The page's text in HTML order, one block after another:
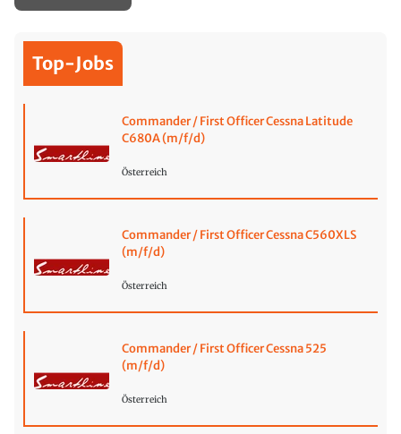
Top-Jobs
Commander / First Officer Cessna Latitude
C680A (m/f/d)
Österreich
Commander / First Officer Cessna C560XLS
(m/f/d)
Österreich
Commander / First Officer Cessna 525
(m/f/d)
Österreich